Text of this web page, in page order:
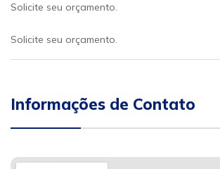
Solicite seu orçamento.
Solicite seu orçamento.
Informações de Contato